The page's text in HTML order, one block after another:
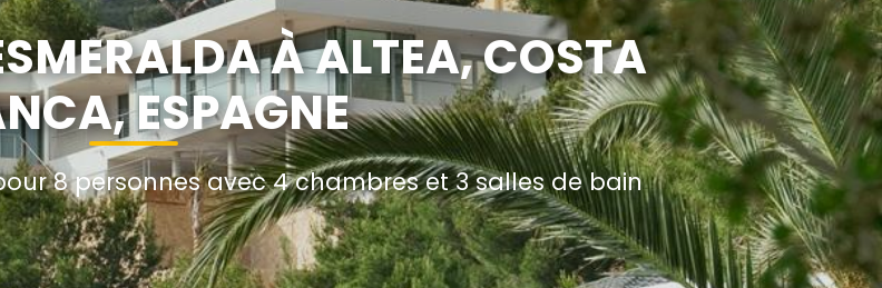
À ALTEA, COSTA
ESPAGNE
8 personnes avec 4 chambres et 3 salles de bain